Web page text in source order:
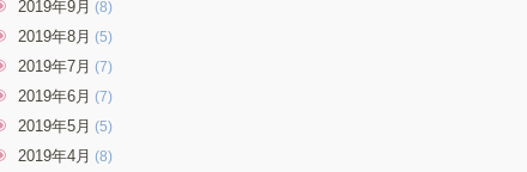
2019年9月 (8)
2019年8月 (5)
2019年7月 (7)
2019年6月 (7)
2019年5月 (5)
2019年4月 (8)